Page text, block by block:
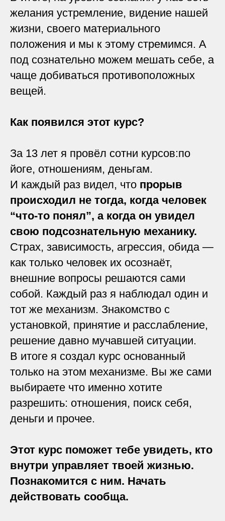
желания устремление, видение нашей
жизни, своего материального
положения и мы к этому стремимся. А
под сознательно можем мешать себе, а
чаще добиваться противоположных
вещей.
Как появился этот курс?
За 13 лет я провёл сотни курсов:по
йоге, отношениям, деньгам.
И каждый раз видел, что прорыв
происходил не тогда, когда человек
“что-то понял”, а когда он увидел
свою подсознательную механику.
Страх, зависимость, агрессия, обида —
как только человек их осознаёт,
внешние вопросы решаются сами
собой. Каждый раз я наблюдал один и
тот же механизм. Знакомство с
установкой, принятие и расслабление,
решение давно мучавшей ситуации.
В итоге я создал курс основанный
только на этом механизме. Вы же сами
выбираете что именно хотите
разрешить: отношения, поиск себя,
деньги и прочее.
Этот курс поможет тебе увидеть, кто
внутри управляет твоей жизнью.
Познакомится с ним. Начать
действовать сообща.